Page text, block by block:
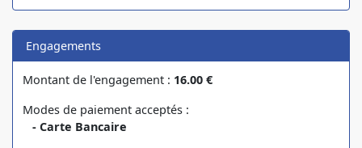
Engagements
Montant de l'engagement : 16.00 €
Modes de paiement acceptés :
- Carte Bancaire